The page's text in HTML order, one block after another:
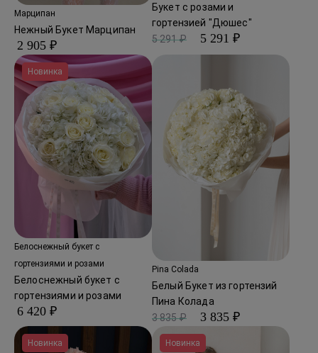
Марципан
Нежный Букет Марципан
2 905 ₽
Букет с розами и
гортензией "Дюшес"
5 291 ₽
5 291 ₽
Новинка
Белоснежный букет с
гортензиями и розами
Белоснежный букет с
гортензиями и розами
6 420 ₽
Pina Colada
Белый Букет из гортензий
Пина Колада
3 835 ₽
3 835 ₽
Новинка Новинка